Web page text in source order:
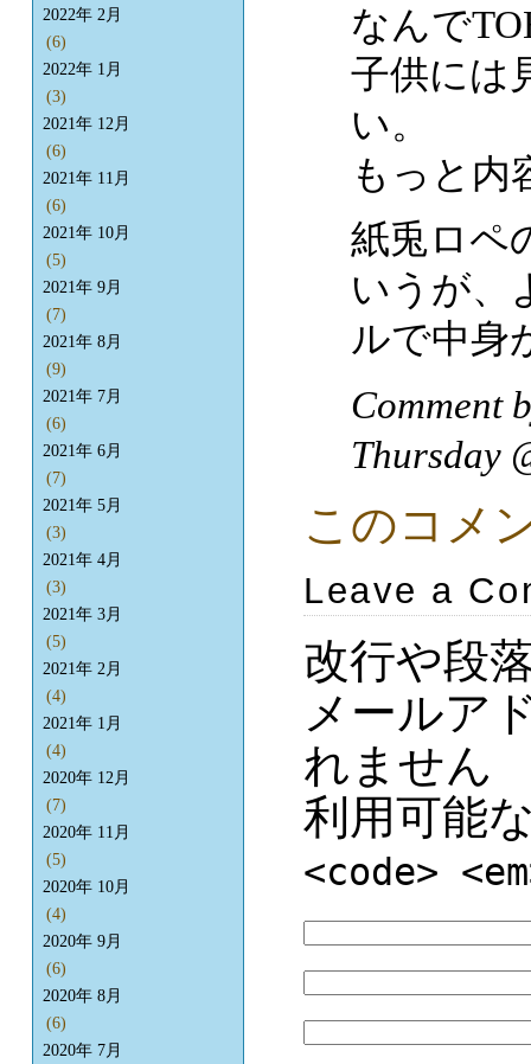
なんで
子供には
い。
もっと内
紙兎ロペ
いうが、
ルで中身
Comment
Thursday
このコメ
Leave a
改行や段
メールア
れません
利用可能
<code>
2022年 2月
(6)
2022年 1月
(3)
2021年 12月
(6)
2021年 11月
(6)
2021年 10月
(5)
2021年 9月
(7)
2021年 8月
(9)
2021年 7月
(6)
2021年 6月
(7)
2021年 5月
(3)
2021年 4月
(3)
2021年 3月
(5)
2021年 2月
(4)
2021年 1月
(4)
2020年 12月
(7)
2020年 11月
(5)
2020年 10月
(4)
2020年 9月
(6)
2020年 8月
(6)
2020年 7月